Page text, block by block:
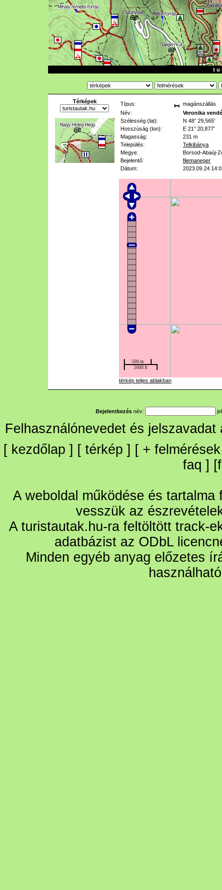
t u
Térképek Típus:
magánszállás
Név:
Veronika
Szélesség (lat):
N 48° 29,565'
Hosszúság (lon):
E 21° 20,877'
Magasság:
231 m
Település:
Telkibánya
Megye:
Borsod-Abaúj-
Bejelentő:
filemaneger
Dátum:
2023.09.24
térkép teljes ablakban
Bejelentkezés név:
Felhasználónevedet és
[ kezdőlap ] [ térkép ] [ + felmérések
faq ] [
A weboldal működése és
vesszük az
A turistautak.hu-ra feltöltött track-
adatbázist az ODbL
Minden egyéb anyag előzetes